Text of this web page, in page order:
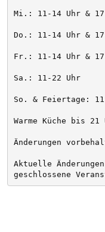
Mi.: 11-14 Uhr &
Do.: 11-14 Uhr &
Fr.: 11-14 Uhr &
Sa.: 11-22 Uhr
So. & Feiertage:
Warme Küche bis
Änderungen
Aktuelle
geschlossene